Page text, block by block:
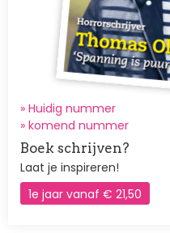
» Huidig nummer
» komend nummer
Boek schrijven?
Laat je inspireren!
1e jaar vanaf € 21,50